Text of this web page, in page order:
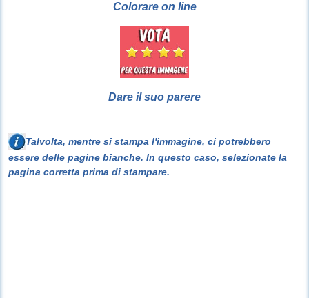
Colorare on line
Dare il suo parere
Talvolta, mentre si stampa l'immagine, ci potrebbero
essere delle pagine bianche. In questo caso, selezionate la
pagina corretta prima di stampare.